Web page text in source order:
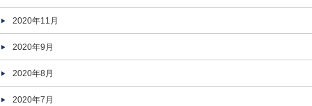
2020年11月
2020年9月
2020年8月
2020年7月